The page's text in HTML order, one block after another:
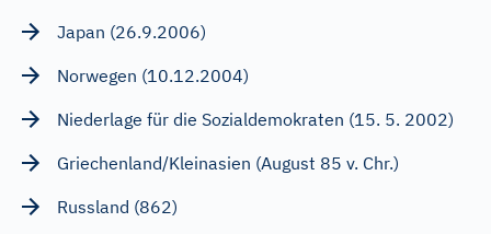
Japan (26.9.2006)
Norwegen (10.12.2004)
Niederlage für die Sozialdemokraten (15. 5. 2002)
Griechenland/Kleinasien (August 85 v. Chr.)
Russland (862)